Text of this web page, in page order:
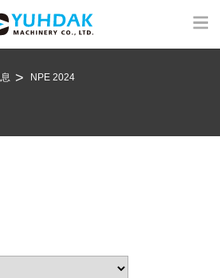
NPE 2024